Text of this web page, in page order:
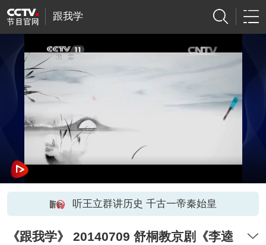
跟我学
听王立群讲历史 千古一帝秦始皇
《跟我学》 20140709 舒桐教京剧《李逵